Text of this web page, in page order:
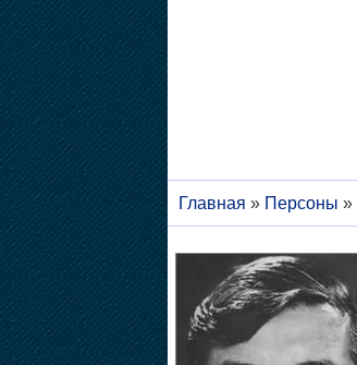
Главная » Персоны »